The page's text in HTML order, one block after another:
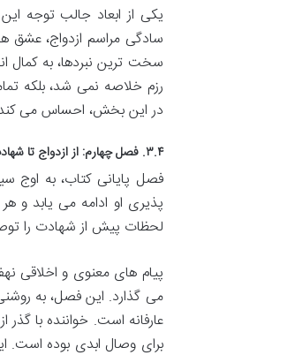
یکی از ابعاد جالب توجه
سادگی مراسم ازدواج، عشق
سخت ترین نبردها، به
رزم خلاصه نمی شد، بلکه
در این بخش، احساس می کند
۳.۴. فصل چهارم: از ازدواج تا شهادت
فصل پایانی کتاب، به اوج
پذیری او ادامه می یابد و
لحظات پیش از شهادت را
پیام های معنوی و اخلاقی
می گذارد. این فصل، به
عارفانه است. خواننده با گذر
برای وصال ابدی بوده است.